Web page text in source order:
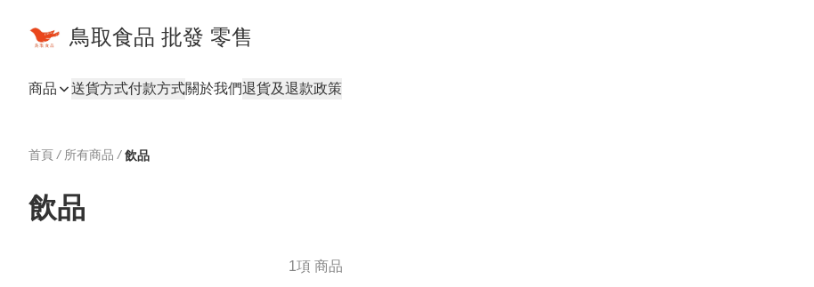
鳥取食品 批發 零售
商品 送貨方式付款方式關於我們退貨及退款政策
首頁 / 所有商品 / 飲品
飲品
1項 商品